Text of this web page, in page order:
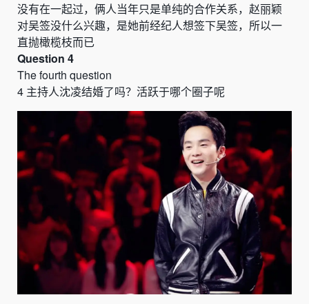
没有在一起过，俩人当年只是单纯的合作关系，赵丽颖
对吴签没什么兴趣，是她前经纪人想签下吴签，所以一
直抛橄榄枝而已
Question 4
The fourth question
4 主持人沈凌结婚了吗？活跃于哪个圈子呢